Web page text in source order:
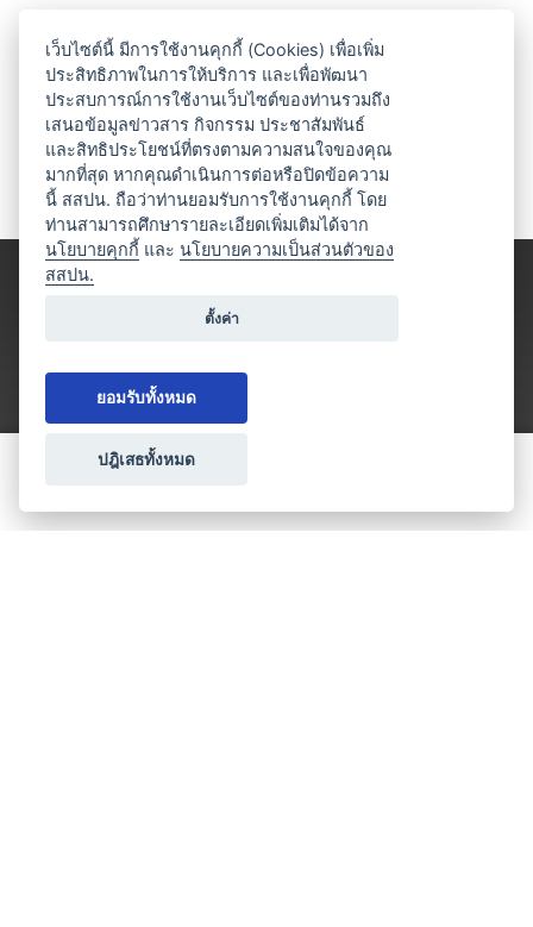
ประเภทธุรกิจไมซ์
เว็บไซต์นี้ มีการใช้งานคุกกี้ (Cookies) เพื่อเพิ่ม
ประสิทธิภาพในการให้บริการ และเพื่อพัฒนา
ประสบการณ์การใช้งานเว็บไซต์ของท่านรวมถึง
เสนอข้อมูลข่าวสาร กิจกรรม ประชาสัมพันธ์
และสิทธิประโยชน์ที่ตรงตามความสนใจของคุณ
มากที่สุด หากคุณดำเนินการต่อหรือปิดข้อความ
นี้ สสปน. ถือว่าท่านยอมรับการใช้งานคุกกี้ โดย
ท่านสามารถศึกษารายละเอียดเพิ่มเติมได้จาก
นโยบายคุกกี้ และนโยบายความเป็นส่วนตัวของ
สสปน.
ตั้งค่า
ยอมรับทั้งหมด
ปฎิเสธทั้งหมด